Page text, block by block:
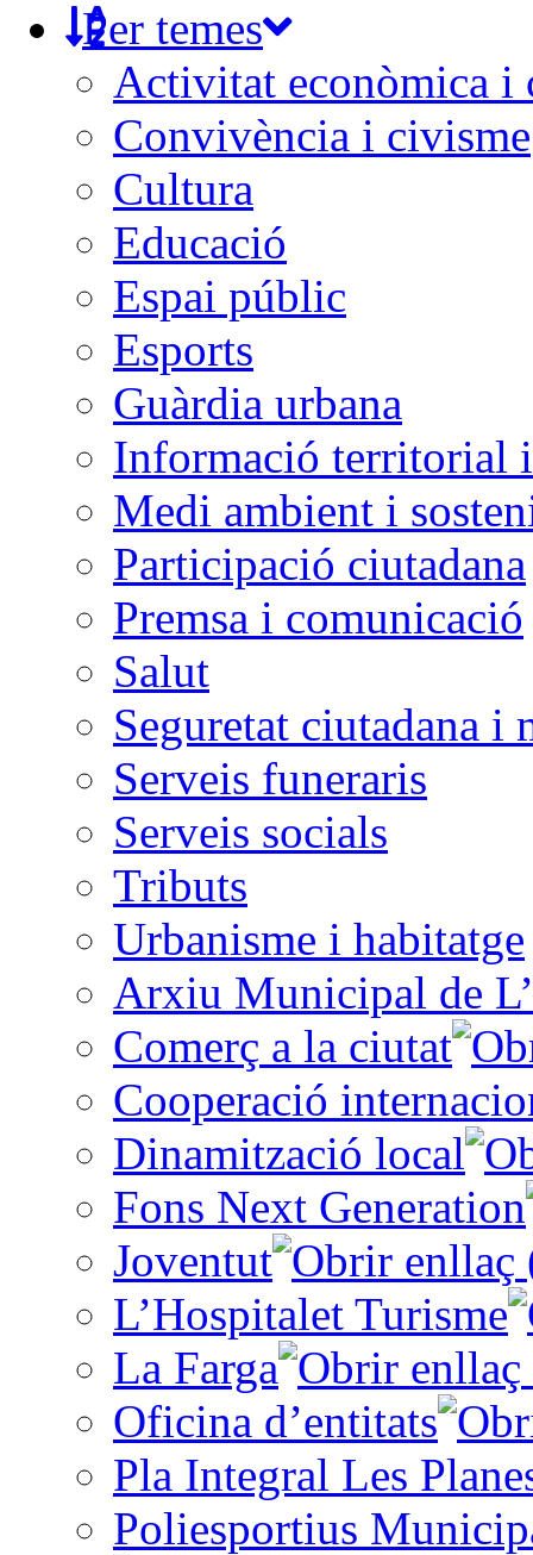
Per temes
Activitat econòmica i
Convivència i civisme
Cultura
Educació
Espai públic
Esports
Guàrdia urbana
Informació territorial
Medi ambient i
Participació ciutadana
Premsa i comunicació
Salut
Seguretat ciutadana i
Serveis funeraris
Serveis socials
Tributs
Urbanisme i habitatge
Arxiu Municipal de
Comerç a la ciutat
Cooperació
Dinamització local
Fons Next Generation
Joventut
L’Hospitalet Turisme
La Farga
Oficina d’entitats
Pla Integral Les
Poliesportius